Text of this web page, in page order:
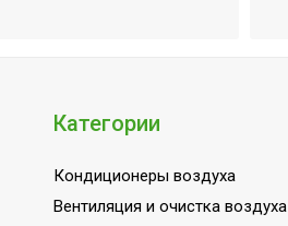
Категории
Кондиционеры воздуха
Вентиляция и очистка воздуха